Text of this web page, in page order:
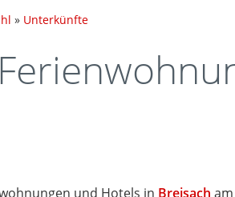
» Unterkünfte
und Hotels in Breisach